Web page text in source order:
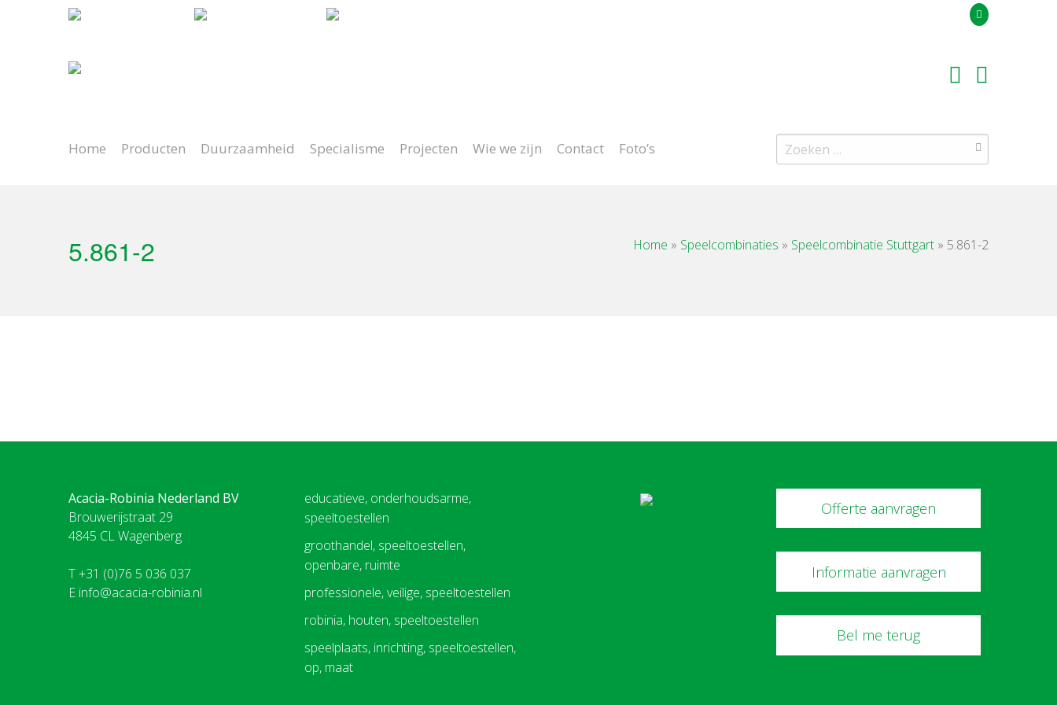
Home Producten Duurzaamheid Specialisme Projecten Wie we zijn Contact Foto’s
Zoeken
naar:
5.861-2 Home » Speelcombinaties » Speelcombinatie Stuttgart » 5.861-2
Acacia-Robinia Nederland BV
Brouwerijstraat 29
4845 CL Wagenberg
T +31 (0)76 5 036 037
E info@acacia-robinia.nl
educatieve, onderhoudsarme,
speeltoestellen
groothandel, speeltoestellen,
openbare, ruimte
professionele, veilige, speeltoestellen
robinia, houten, speeltoestellen
speelplaats, inrichting, speeltoestellen,
op, maat
Offerte aanvragen
Informatie aanvragen
Bel me terug